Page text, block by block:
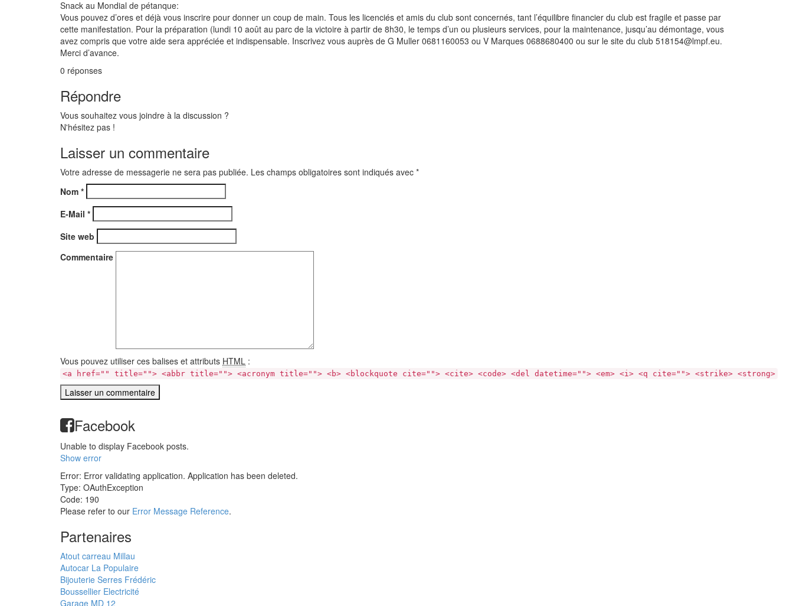
Snack au Mondial de pétanque:
Vous pouvez d’ores et déjà vous inscrire pour donner un coup de main. Tous les licenciés et amis du club sont concernés, tant l’équilibre financier du club est fragile et passe par
cette manifestation. Pour la préparation (lundi 10 août au parc de la victoire à partir de 8h30, le temps d’un ou plusieurs services, pour la maintenance, jusqu’au démontage, vous
avez compris que votre aide sera appréciée et indispensable. Inscrivez vous auprès de G Muller 0681160053 ou V Marques 0688680400 ou sur le site du club 518154@lmpf.eu.
Merci d’avance.
0 réponses
Répondre
Vous souhaitez vous joindre à la discussion ?
N'hésitez pas !
Laisser un commentaire
Votre adresse de messagerie ne sera pas publiée. Les champs obligatoires sont indiqués avec *
Nom *
E-Mail *
Site web
Commentaire
Vous pouvez utiliser ces balises et attributs HTML :
<a href="" title=""> <abbr title=""> <acronym title=""> <b> <blockquote cite=""> <cite> <code> <del datetime=""> <em> <i> <q cite=""> <strike> <strong>
Facebook
Unable to display Facebook posts.
Show error
Error: Error validating application. Application has been deleted.
Type: OAuthException
Code: 190
Please refer to our Error Message Reference.
Partenaires
Atout carreau Millau
Autocar La Populaire
Bijouterie Serres Frédéric
Boussellier Electricité
Garage MD 12